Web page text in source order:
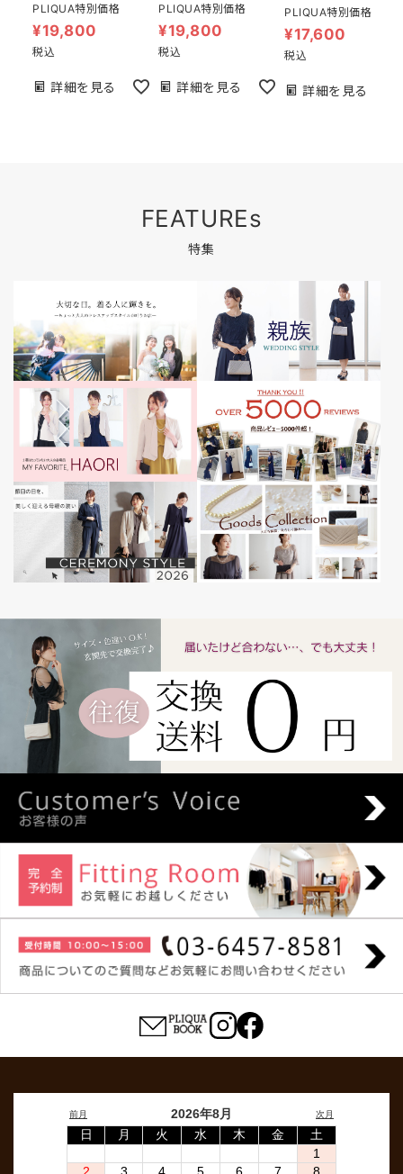
PLIQUA特別価格
¥19,800
税込
詳細を見る
PLIQUA特別価格
¥19,800
税込
詳細を見る
PLIQUA特別価格
¥17,600
税込
詳細を見る
FEATUREs
特集